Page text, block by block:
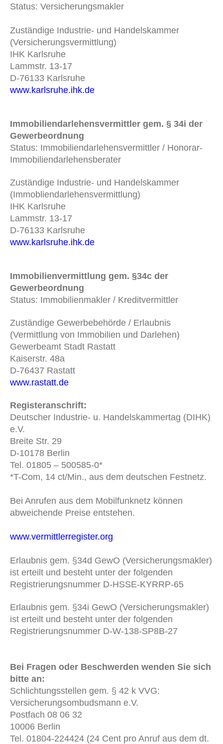
Status: Versicherungsmakler
Zuständige Industrie- und Handelskammer
(Versicherungsvermittlung)
IHK Karlsruhe
Lammstr. 13-17
D-76133 Karlsruhe
www.karlsruhe.ihk.de
Immobiliendarlehensvermittler gem. § 34i der
Gewerbeordnung
Status: Immobiliendarlehensvermittler / Honorar-
Immobiliendarlehensberater
Zuständige Industrie- und Handelskammer
(Immobliendarlehensvermittlung)
IHK Karlsruhe
Lammstr. 13-17
D-76133 Karlsruhe
www.karlsruhe.ihk.de
Immobilienvermittlung gem. §34c der
Gewerbeordnung
Status: Immobilienmakler / Kreditvermittler
Zuständige Gewerbebehörde / Erlaubnis
(Vermittlung von Immobilien und Darlehen)
Gewerbeamt Stadt Rastatt
Kaiserstr. 48a
D-76437 Rastatt
www.rastatt.de
Registeranschrift:
Deutscher Industrie- u. Handelskammertag (DIHK)
e.V.
Breite Str. 29
D-10178 Berlin
Tel. 01805 – 500585-0*
*T-Com, 14 ct/Min., aus dem deutschen Festnetz.
Bei Anrufen aus dem Mobilfunknetz können
abweichende Preise entstehen.
www.vermittlerregister.org
Erlaubnis gem. §34d GewO (Versicherungsmakler)
ist erteilt und besteht unter der folgenden
Registrierungsnummer D-HSSE-KYRRP-65
Erlaubnis gem. §34i GewO (Versicherungsmakler)
ist erteilt und besteht unter der folgenden
Registrierungsnummer D-W-138-SP8B-27
Bei Fragen oder Beschwerden wenden Sie sich
bitte an:
Schlichtungsstellen gem. § 42 k VVG:
Versicherungsombudsmann e.V.
Postfach 08 06 32
10006 Berlin
Tel. 01804-224424 (24 Cent pro Anruf aus dem dt.